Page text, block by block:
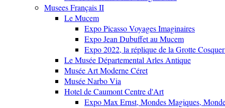
Musees Français II
Le Mucem
Expo Picasso Voyages Imaginaires
Expo Jean Dubuffet au Mucem
Expo 2022, la réplique de la Grotte
Le Musée Départemental Arles Antique
Musée Art Moderne Céret
Musée Narbo Via
Hotel de Caumont Centre d'Art
Expo Max Ernst, Mondes Magiques,